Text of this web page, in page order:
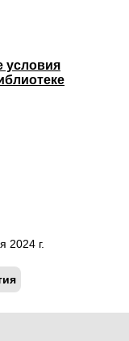
условия
2024 г.